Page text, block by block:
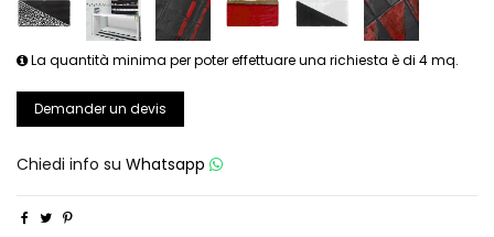
La quantità minima per poter effettuare una richiesta è di 4 mq.
Demander un devis
Chiedi info su Whatsapp